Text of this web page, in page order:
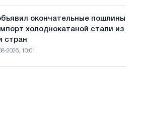
окончательные пошлины
холоднокатаной стали из
стран
2026, 10:01